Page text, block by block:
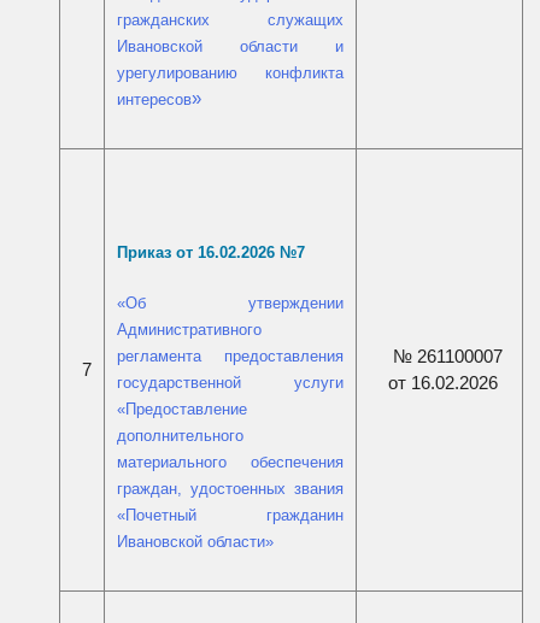
гражданских служащих
Ивановской области и
урегулированию конфликта
интересов»
7
Приказ от 16.02.2026 №7
«Об утверждении
Административного
регламента предоставления
государственной услуги
«Предоставление
дополнительного
материального обеспечения
граждан, удостоенных звания
«Почетный гражданин
Ивановской области»
№ 261100007
от 16.02.2026